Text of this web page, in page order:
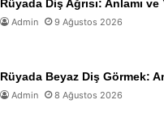
Rüyada Diş Ağrısı: Anlamı ve
Admin 9 Ağustos 2026
Rüyada Beyaz Diş Görmek:
Admin 8 Ağustos 2026